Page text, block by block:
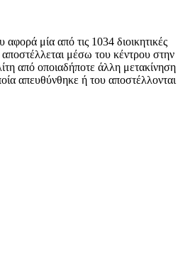
μία από τις 1034 διοικητικές
μέσω του κέντρου στην
από οποιαδήποτε άλλη μετακίνηση
απευθύνθηκε ή του αποστέλλονται